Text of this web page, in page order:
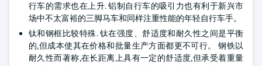
行车的需求也在上升. 铝制自行车的吸引力也有利于新兴市
场中不太富裕的三脚马车和同样注重性能的年轻自行车手。
钛和钢框比较特殊. 钛在强度、舒适度和耐久性之间是平衡
的,但成本使其在价格和批量生产方面都更不可行。 钢铁以
耐久性而著称,在长距离上具有一定的舒适度,但承受着重量